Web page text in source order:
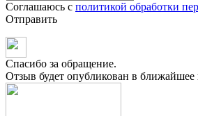
Соглашаюсь с политикой обработки
Отправить
Спасибо за обращение.
Отзыв будет опубликован в ближайшее